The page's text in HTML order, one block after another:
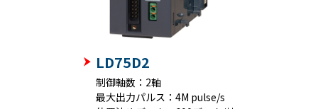
LD75D2
制御軸数：2軸
最大出力パルス：4M pulse/s